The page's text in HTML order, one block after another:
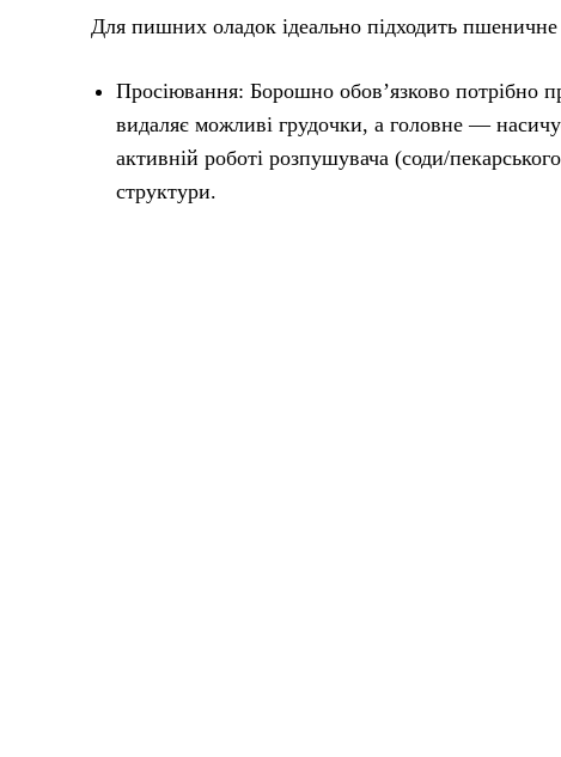
Для пишних оладок ідеально підходить
Просіювання: Борошно обов’язково потрібно
видаляє можливі грудочки, а головне —
активній роботі розпушувача (соди/
структури.